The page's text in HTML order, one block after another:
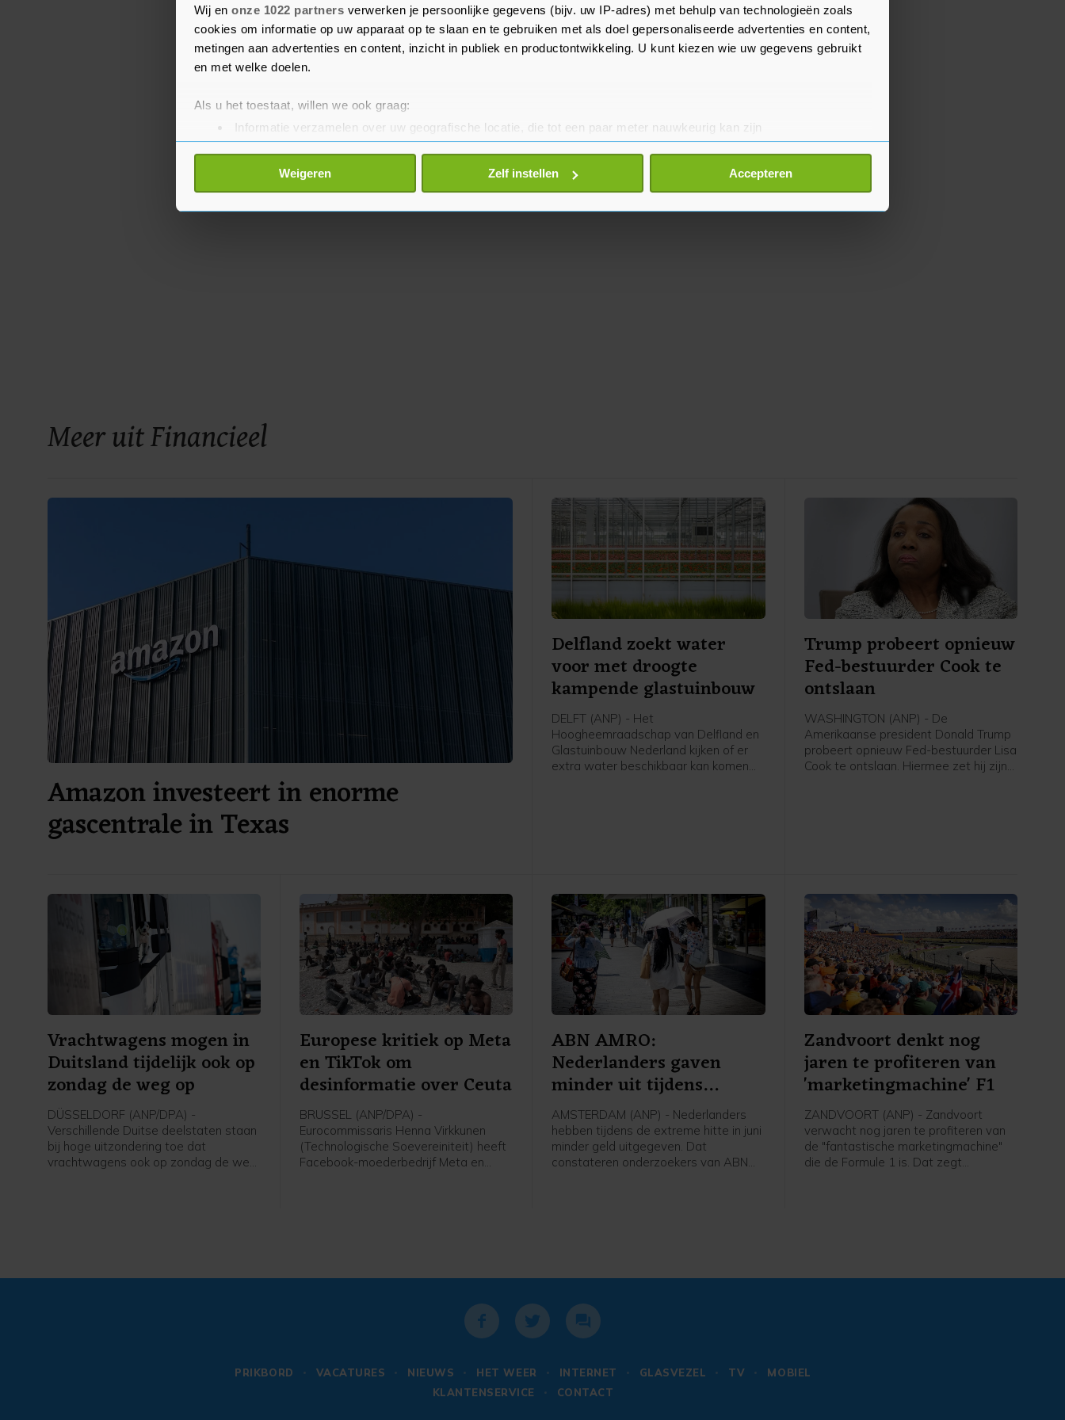
Wij en onze 1022 partners verwerken je persoonlijke gegevens (bijv. uw IP-adres) met behulp van technologieën zoals
cookies om informatie op uw apparaat op te slaan en te gebruiken met als doel gepersonaliseerde advertenties en content,
metingen aan advertenties en content, inzicht in publiek en productontwikkeling. U kunt kiezen wie uw gegevens gebruikt
en met welke doelen.
Als u het toestaat, willen we ook graag:
Informatie verzamelen over uw geografische locatie, die tot een paar meter nauwkeurig kan zijn
Uw apparaat identificeren door het actief te scannen op specifieke eigenschappen (fingerprinting)
Lees meer over hoe uw persoonlijke gegevens worden verwerkt en stel uw voorkeuren in het
detailgedeelte
toestemming op elk moment wijzigen of intrekken in de Cookieverklaring.
Weigeren Zelf instellen Accepteren
meesten kwamen uit de staten New York, Florida, New
Jersey en North Carolina, aldus het CTB.
Meer uit Financieel
Amazon investeert in enorme
gascentrale in Texas
Delfland zoekt water
voor met droogte
kampende glastuinbouw
DELFT (ANP) - Het
Hoogheemraadschap van Delfland en
Glastuinbouw Nederland kijken of er
extra water beschikbaar kan komen
aanvoeren.
Trump probeert opnieuw
Fed-bestuurder Cook te
ontslaan
WASHINGTON (ANP) - De
Amerikaanse president Donald Trump
probeert opnieuw Fed-bestuurder Lisa
Cook te ontslaan. Hiermee zet hij zijn
te zetten.
Vrachtwagens mogen in
Duitsland tijdelijk ook op
zondag de weg op
DÜSSELDORF (ANP/DPA) -
Verschillende Duitse deelstaten staan
bij hoge uitzondering toe dat
vrachtwagens ook op zondag de weg
Europese kritiek op Meta
en TikTok om
desinformatie over Ceuta
BRUSSEL (ANP/DPA) -
Eurocommissaris Henna Virkkunen
(Technologische Soevereiniteit) heeft
Facebook-moederbedrijf Meta en
ABN AMRO:
Nederlanders gaven
minder uit tijdens
extreme hitte
AMSTERDAM (ANP) - Nederlanders
hebben tijdens de extreme hitte in juni
minder geld uitgegeven. Dat
constateren onderzoekers van ABN
Zandvoort denkt nog
jaren te profiteren van
'marketingmachine' F1
ZANDVOORT (ANP) - Zandvoort
verwacht nog jaren te profiteren van
de "fantastische marketingmachine"
die de Formule 1 is. Dat zegt
PRIKBORD VACATURES NIEUWS HET WEER INTERNET GLASVEZEL TV
MOBIEL
KLANTENSERVICE
CONTACT